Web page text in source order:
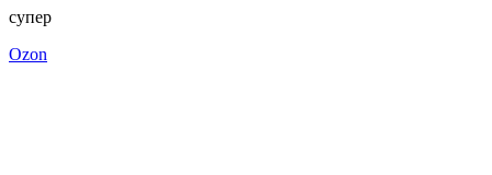
супер
Ozon